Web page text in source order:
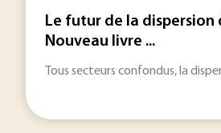
Le futur de la dispersion
Nouveau livre ...
Tous secteurs confondus, la